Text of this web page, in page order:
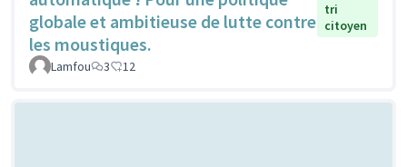
globale et ambitieuse de lutte contre
les moustiques.
tri
citoyen
Lamfou 3 12